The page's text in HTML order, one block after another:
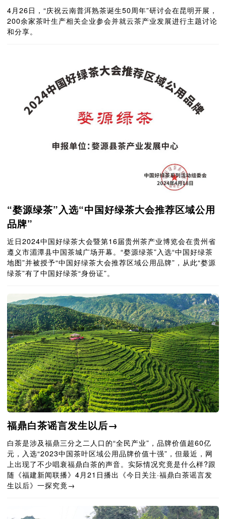
4月26日，“庆祝云南普洱熟茶诞生50周年”研讨会在昆明开展，
200余家茶叶生产相关企业参会并就云茶产业发展进行主题讨论
和分享。
“婺源绿茶”入选“中国好绿茶大会推荐区域公用
品牌”
近日2024中国好绿茶大会暨第16届贵州茶产业博览会在贵州省
遵义市湄潭县中国茶城广场开幕。“婺源绿茶”入选“中国好绿茶
地图”并被授予“中国好绿茶大会推荐区域公用品牌”，从此“婺源
绿茶”有了中国好绿茶“身份证”。
福鼎白茶谣言发生以后→
白茶是涉及福鼎三分之二人口的“全民产业”，品牌价值超60亿
元，入选“2023中国茶叶区域公用品牌价值十强”，但最近，网
上出现了不少唱衰福鼎白茶的声音。实际情况究竟是什么样?跟
随《福建新闻联播》4月21日播出《今日关注·福鼎白茶谣言发
生以后》一探究竟→